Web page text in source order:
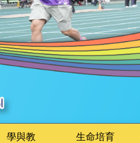
學與教 生命培育